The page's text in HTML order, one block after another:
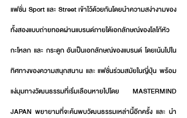
แฟชั่น Sport และ Street เข้าไว้ด้วยกันโดยนำความสง่างามของ
ทั้งสองแบบถ่ายทอดผ่านแบรนด์ภายใต้เอกลักษณ์ของโลโก้หัว
กะโหลก และ กระดูก อันเป็นเอกลักษณ์ของแบรนด์ โดยเน้นไปใน
ทิศทางของความสนุกสนาน และ แฟชั่นร่วมสมัยในญี่ปุ่น พร้อม
แง่มุมทางวัฒนธรรมที่เริ่มเลือนหายไปโดย MASTERMIND
JAPAN พยายามที่จะค้นพบวัฒนธรรมเหล่านี้อีกครั้ง และ นำ